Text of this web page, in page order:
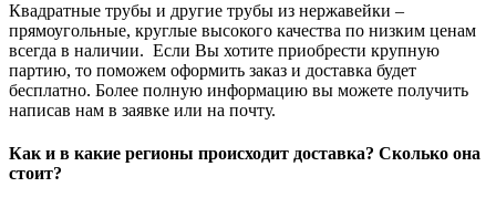
Квадратные трубы и другие трубы из нержавейки –
прямоугольные, круглые высокого качества по низким ценам
всегда в наличии. Если Вы хотите приобрести крупную
партию, то поможем оформить заказ и доставка будет
бесплатно. Более полную информацию вы можете получить
написав нам в заявке или на почту.
Как и в какие регионы происходит доставка? Сколько она
стоит?